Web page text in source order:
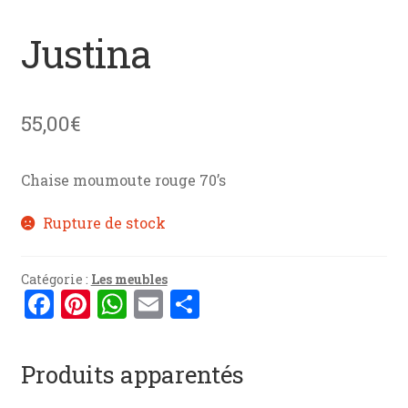
Mon devis
Justina
55,00€
Chaise moumoute rouge 70’s
Rupture de stock
Catégorie : Les meubles
F
ce
b
Pi
er
es
W
at
s
E
ai
l
P
ta
g
Produits apparentés